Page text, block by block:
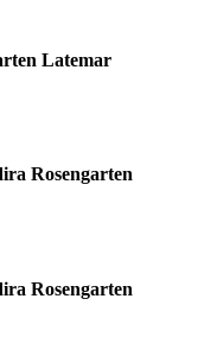
Latemar
Rosengarten
Rosengarten